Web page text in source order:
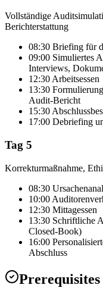
Vollständige
Berichterstattung
08:30 Briefing für
09:00 Simuliertes
Interviews,
12:30 Arbeitsessen
13:30
Audit-Bericht
15:30
17:00 Debriefing
Tag 5
Korrekturmaßnahme,
08:30
10:00
12:30 Mittagessen
13:30 Schriftliche
Closed-Book)
16:00
Abschluss
Prerequisites